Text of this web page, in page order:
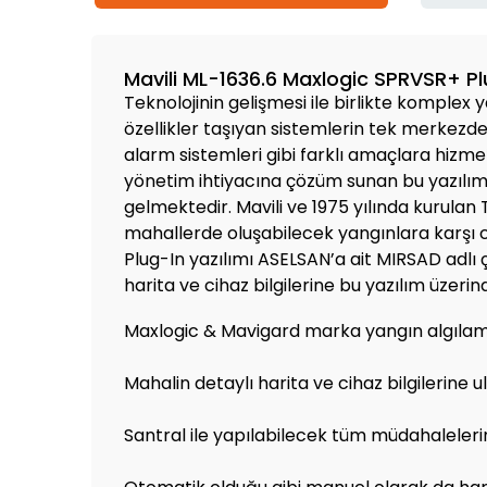
Mavili ML-1636.6 Maxlogic SPRVSR+
Teknolojinin gelişmesi ile birlikte komplex
özellikler taşıyan sistemlerin tek
alarm sistemleri gibi farklı amaçlara
yönetim ihtiyacına çözüm sunan bu
gelmektedir. Mavili ve 1975 yılında kurulan
mahallerde oluşabilecek yangınlara karşı
Plug-In yazılımı ASELSAN’a ait MIRSAD
harita ve cihaz bilgilerine bu yazılım
Maxlogic & Mavigard marka yangın
Mahalin detaylı harita ve cihaz bilgilerine
Santral ile yapılabilecek tüm